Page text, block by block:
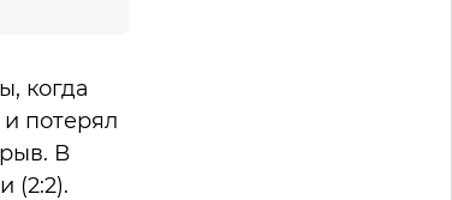
когда
потерял
В
(2:2).